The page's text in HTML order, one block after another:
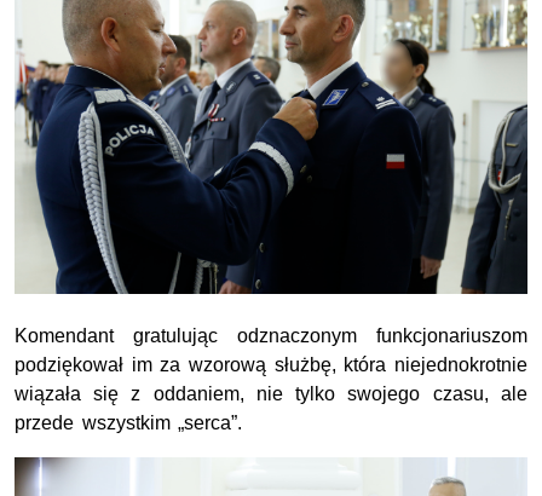
Komendant gratulując odznaczonym funkcjonariuszom
podziękował im za wzorową służbę, która niejednokrotnie
wiązała się z oddaniem, nie tylko swojego czasu, ale
przede wszystkim „serca”.